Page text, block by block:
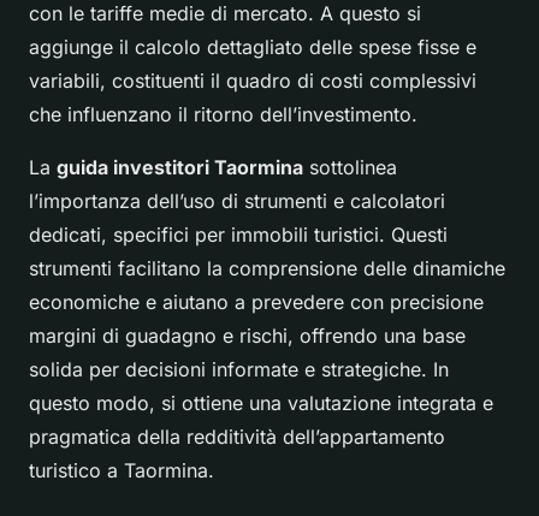
con le tariffe medie di mercato. A questo si
aggiunge il calcolo dettagliato delle spese fisse e
variabili, costituenti il quadro di costi complessivi
che influenzano il ritorno dell’investimento.
La guida investitori Taormina sottolinea
l’importanza dell’uso di strumenti e calcolatori
dedicati, specifici per immobili turistici. Questi
strumenti facilitano la comprensione delle dinamiche
economiche e aiutano a prevedere con precisione
margini di guadagno e rischi, offrendo una base
solida per decisioni informate e strategiche. In
questo modo, si ottiene una valutazione integrata e
pragmatica della redditività dell’appartamento
turistico a Taormina.